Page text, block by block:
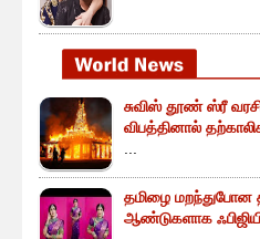
சுவிஸ் தூண் ஸ்ரீ
விபத்தினால்
தமிழை மறந்துபோன
ஆண்டுகளாக